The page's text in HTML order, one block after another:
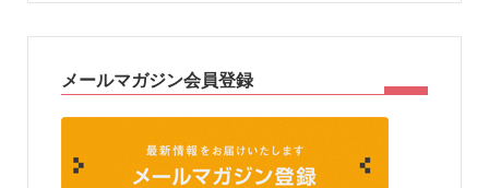
メールマガジン会員登録